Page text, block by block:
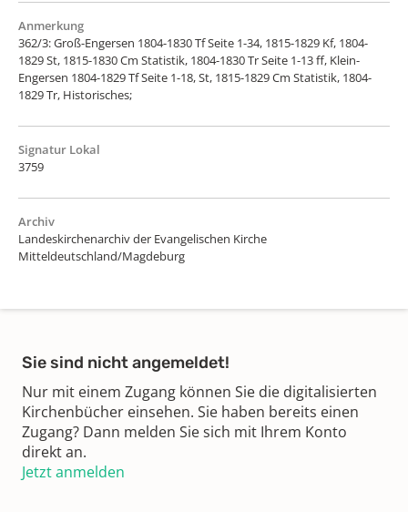
Anmerkung
362/3: Groß-Engersen 1804-1830 Tf Seite 1-34, 1815-1829 Kf, 1804-
1829 St, 1815-1830 Cm Statistik, 1804-1830 Tr Seite 1-13 ff, Klein-
Engersen 1804-1829 Tf Seite 1-18, St, 1815-1829 Cm Statistik, 1804-
1829 Tr, Historisches;
Signatur Lokal
3759
Archiv
Landeskirchenarchiv der Evangelischen Kirche
Mitteldeutschland/Magdeburg
Sie sind nicht angemeldet!
Nur mit einem Zugang können Sie die digitalisierten
Kirchenbücher einsehen. Sie haben bereits einen
Zugang? Dann melden Sie sich mit Ihrem Konto
direkt an.
Jetzt anmelden